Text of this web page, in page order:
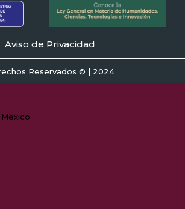
Aviso de Privacidad
Reservados © | 2024